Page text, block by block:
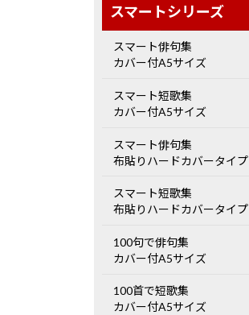
スマートシリーズ
スマート俳句集
カバー付A5サイズ
スマート短歌集
カバー付A5サイズ
スマート俳句集
布貼りハードカバータイプ
スマート短歌集
布貼りハードカバータイプ
100句で俳句集
カバー付A5サイズ
100首で短歌集
カバー付A5サイズ